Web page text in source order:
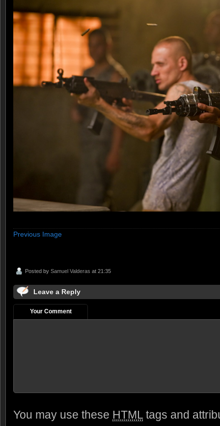
Previous Image
Posted by Samuel Valderas at 21:35
Leave a Reply
Your Comment
You may use these HTML tags and